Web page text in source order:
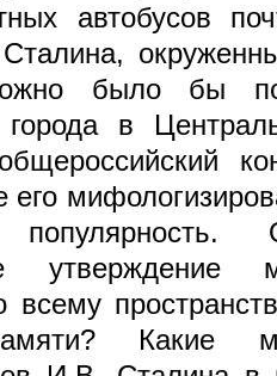
автобусов
было бы
города в
его
всему
Какие